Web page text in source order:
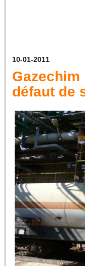
10-01-2011
défaut de